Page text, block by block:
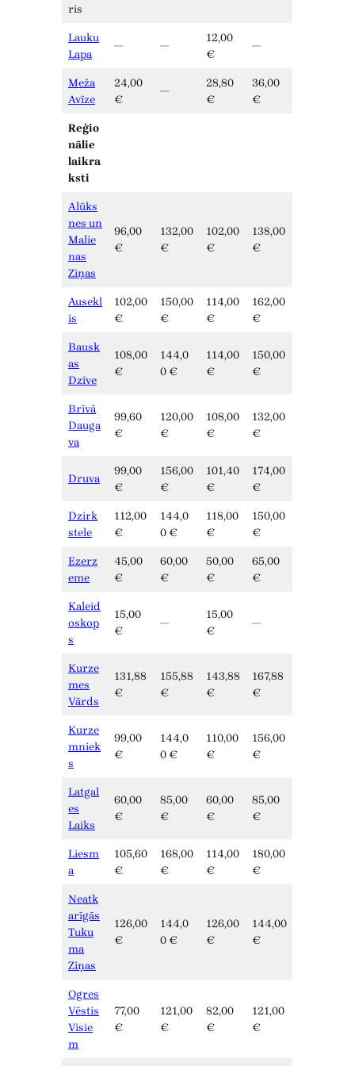
ris
Lauku
Lapa
— —
12,00
€
—
Meža
Avīze
24,00
€
—
28,80
€
36,00
€
Reģio
nālie
laikra
ksti
Alūks
nes un
Malie
nas
Ziņas
96,00
€
132,00
€
102,00
€
138,00
€
Ausekl
is
102,00
€
150,00
€
114,00
€
162,00
€
Bausk
as
Dzīve
108,00
€
144,0
0 €
114,00
€
150,00
€
Brīvā
Dauga
va
99,60
€
120,00
€
108,00
€
132,00
€
Druva
99,00
€
156,00
€
101,40
€
174,00
€
Dzirk
stele
112,00
€
144,0
0 €
118,00
€
150,00
€
Ezerz
eme
45,00
€
60,00
€
50,00
€
65,00
€
Kaleid
oskop
s
15,00
€
—
15,00
€
—
Kurze
mes
Vārds
131,88
€
155,88
€
143,88
€
167,88
€
Kurze
mniek
s
99,00
€
144,0
0 €
110,00
€
156,00
€
Latgal
es
Laiks
60,00
€
85,00
€
60,00
€
85,00
€
Liesm
a
105,60
€
168,00
€
114,00
€
180,00
€
Neatk
arīgās
Tuku
ma
Ziņas
126,00
€
144,0
0 €
126,00
€
144,00
€
Ogres
Vēstis
Visie
m
77,00
€
121,00
€
82,00
€
121,00
€